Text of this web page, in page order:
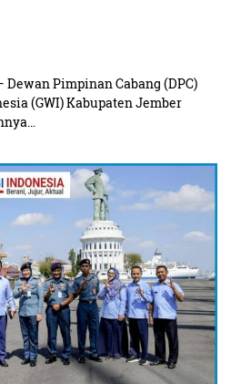
Dewan Pimpinan Cabang (DPC)
(GWI) Kabupaten Jember